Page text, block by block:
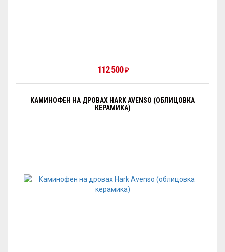
112 500 ₽
КАМИНОФЕН НА ДРОВАХ HARK AVENSO (ОБЛИЦОВКА
КЕРАМИКА)